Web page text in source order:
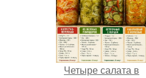
Четыре салата в